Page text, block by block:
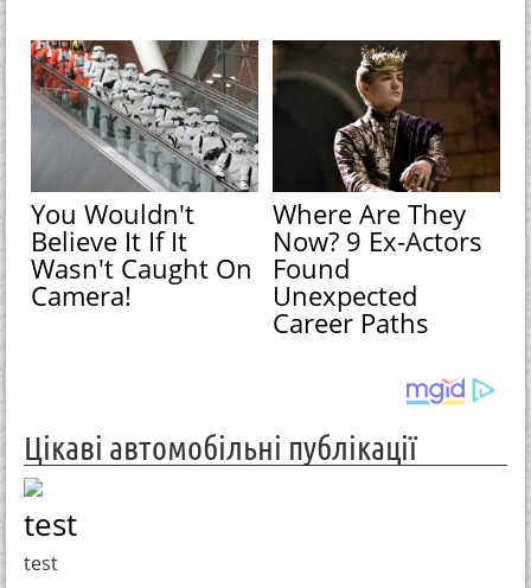
You Wouldn't
Believe It If It
Wasn't Caught On
Camera!
Where Are They
Now? 9 Ex-Actors
Found
Unexpected
Career Paths
Цікаві автомобільні публікації
test
test